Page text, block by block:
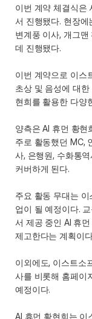
이번 계약 체결식은
서 진행됐다. 현장에
변계풍 이사, 개그
데 진행됐다.
이번 계약으로 이스
초상 및 음성에 대
현희를 활용한 다양
양측은 AI 휴먼 황현
주로 활동했던 MC,
사, 은행원, 수화통
커버하게 된다.
주요 활동 무대는
업이 될 예정이다.
서 제공 중인 AI 휴
제고한다는 계획이
이외에도, 이스트소
사를 비롯해 홈페이
예정이다.
AI 휴먼 황현희는 이